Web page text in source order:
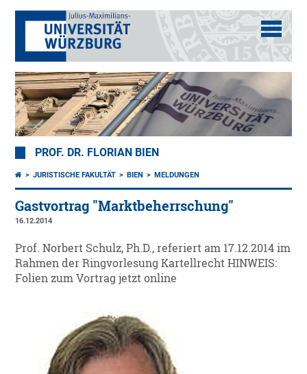
PROF. DR. FLORIAN BIEN
JURISTISCHE FAKULTÄT BIEN MELDUNGEN
Gastvortrag "Marktbeherrschung"
16.12.2014
Prof. Norbert Schulz, Ph.D., referiert am 17.12.2014 im
Rahmen der Ringvorlesung Kartellrecht HINWEIS:
Folien zum Vortrag jetzt online